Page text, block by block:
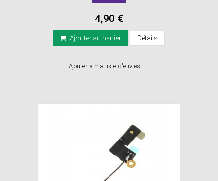
4,90 €
Ajouter au panier Détails
Ajouter à ma liste d'envies